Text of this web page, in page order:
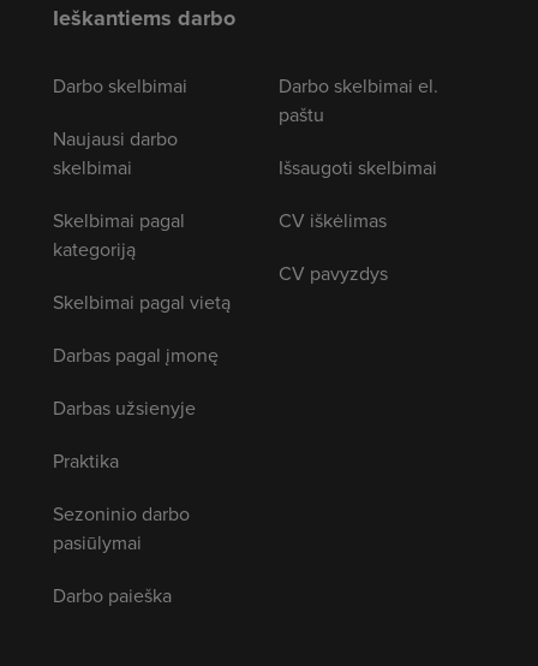
Ieškantiems darbo
Darbo skelbimai
Naujausi darbo
skelbimai
Skelbimai pagal
kategoriją
Skelbimai pagal vietą
Darbas pagal įmonę
Darbas užsienyje
Praktika
Sezoninio darbo
pasiūlymai
Darbo paieška
Darbo skelbimai el.
paštu
Išsaugoti skelbimai
CV iškėlimas
CV pavyzdys